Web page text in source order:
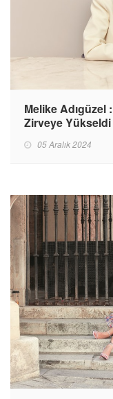
Melike Adıgüzel
Zirveye Yükseldi
05 Aralık 2024